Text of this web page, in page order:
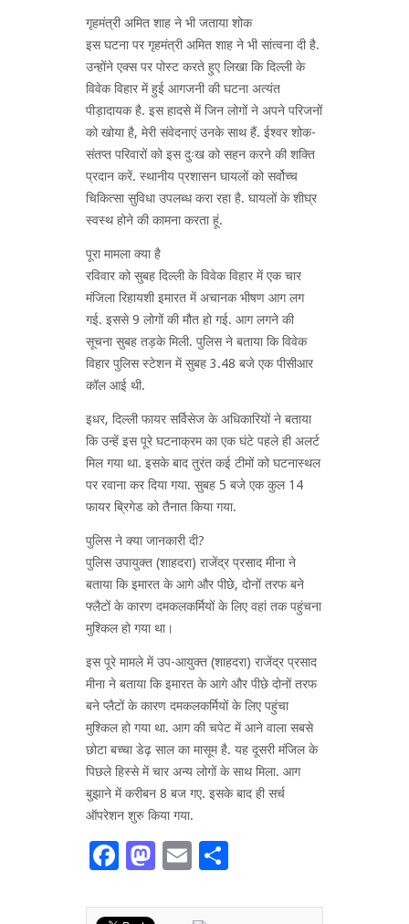
गृहमंत्री अमित शाह ने भी जताया शोक
इस घटना पर गृहमंत्री अमित शाह ने भी सांत्वना दी है.
उन्होंने एक्स पर पोस्ट करते हुए लिखा कि दिल्ली के
विवेक विहार में हुई आगजनी की घटना अत्यंत
पीड़ादायक है. इस हादसे में जिन लोगों ने अपने परिजनों
को खोया है, मेरी संवेदनाएं उनके साथ हैं. ईश्वर शोक-
संतप्त परिवारों को इस दुःख को सहन करने की शक्ति
प्रदान करें. स्थानीय प्रशासन घायलों को सर्वोच्च
चिकित्सा सुविधा उपलब्ध करा रहा है. घायलों के शीघ्र
स्वस्थ होने की कामना करता हूं.
पूरा मामला क्या है
रविवार को सुबह दिल्ली के विवेक विहार में एक चार
मंजिला रिहायशी इमारत में अचानक भीषण आग लग
गई. इससे 9 लोगों की मौत हो गई. आग लगने की
सूचना सुबह तड़के मिली. पुलिस ने बताया कि विवेक
विहार पुलिस स्टेशन में सुबह 3.48 बजे एक पीसीआर
कॉल आई थी.
इधर, दिल्ली फायर सर्विसेज के अधिकारियों ने बताया
कि उन्हें इस पूरे घटनाक्रम का एक घंटे पहले ही अलर्ट
मिल गया था. इसके बाद तुरंत कई टीमों को घटनास्थल
पर रवाना कर दिया गया. सुबह 5 बजे एक कुल 14
फायर ब्रिगेड को तैनात किया गया.
पुलिस ने क्या जानकारी दी?
पुलिस उपायुक्त (शाहदरा) राजेंद्र प्रसाद मीना ने
बताया कि इमारत के आगे और पीछे, दोनों तरफ बने
फ्लैटों के कारण दमकलकर्मियों के लिए वहां तक ​​पहुंचना
मुश्किल हो गया था।
इस पूरे मामले में उप-आयुक्त (शाहदरा) राजेंद्र प्रसाद
मीना ने बताया कि इमारत के आगे और पीछे दोनों तरफ
बने प्लैटों के कारण दमकलकर्मियों के लिए पहुंचा
मुश्किल हो गया था. आग की चपेट में आने वाला सबसे
छोटा बच्चा डेढ़ साल का मासूम है. यह दूसरी मंजिल के
पिछले हिस्से में चार अन्य लोगों के साथ मिला. आग
बुझाने में करीबन 8 बज गए. इसके बाद ही सर्च
ऑपरेशन शुरु किया गया.
Facebook
Mastodon
Email